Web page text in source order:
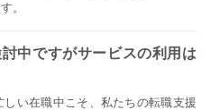
。
中ですがサービスの利用は
い在職中こそ、私たちの転職支援